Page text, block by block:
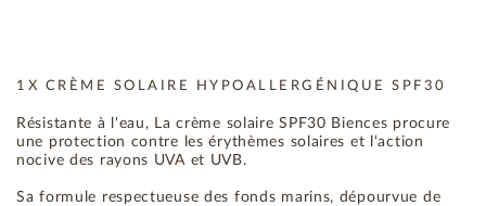
1X CRÈME SOLAIRE HYPOALLERGÉNIQUE SPF30
Résistante à l'eau, La crème solaire SPF30 Biences procure
une protection contre les érythèmes solaires et l‘action
nocive des rayons UVA et UVB.
Sa formule respectueuse des fonds marins, dépourvue de